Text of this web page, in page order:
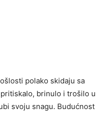
polako skidaju sa
brinulo i trošilo u
svoju snagu. Budućnost